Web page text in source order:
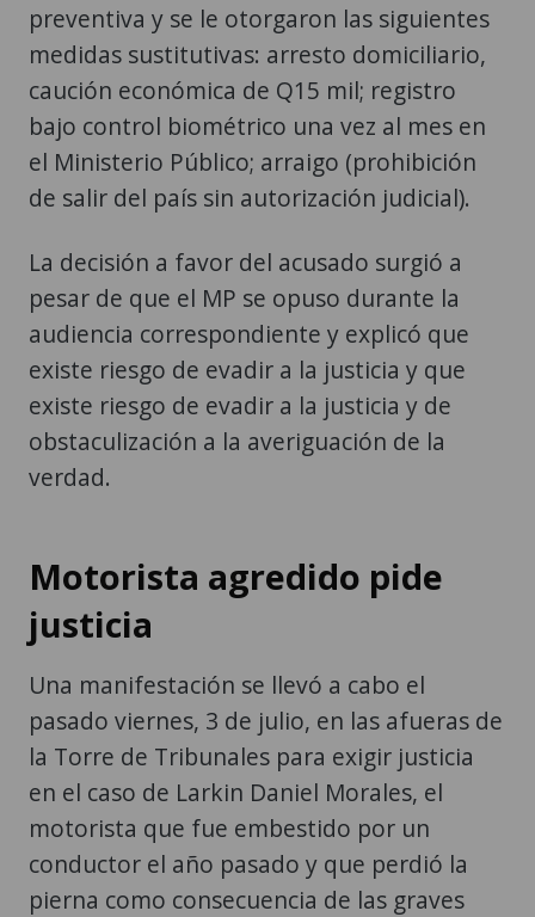
preventiva y se le otorgaron las siguientes
medidas sustitutivas: arresto domiciliario,
caución económica de Q15 mil; registro
bajo control biométrico una vez al mes en
el Ministerio Público; arraigo (prohibición
de salir del país sin autorización judicial).
La decisión a favor del acusado surgió a
pesar de que el MP se opuso durante la
audiencia correspondiente y explicó que
existe riesgo de evadir a la justicia y que
existe riesgo de evadir a la justicia y de
obstaculización a la averiguación de la
verdad.
Motorista agredido pide
justicia
Una manifestación se llevó a cabo el
pasado viernes, 3 de julio, en las afueras de
la Torre de Tribunales para exigir justicia
en el caso de Larkin Daniel Morales, el
motorista que fue embestido por un
conductor el año pasado y que perdió la
pierna como consecuencia de las graves